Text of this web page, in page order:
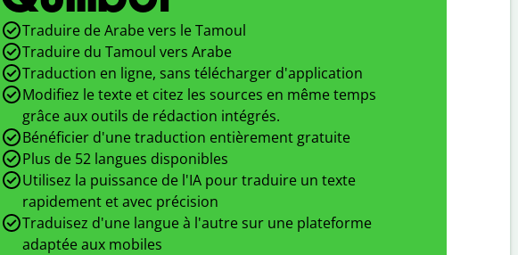
Traduire de Arabe vers le Tamoul
Traduire du Tamoul vers Arabe
Traduction en ligne, sans télécharger d'application
Modifiez le texte et citez les sources en même temps
grâce aux outils de rédaction intégrés.
Bénéficier d'une traduction entièrement gratuite
Plus de 52 langues disponibles
Utilisez la puissance de l'IA pour traduire un texte
rapidement et avec précision
Traduisez d'une langue à l'autre sur une plateforme
adaptée aux mobiles